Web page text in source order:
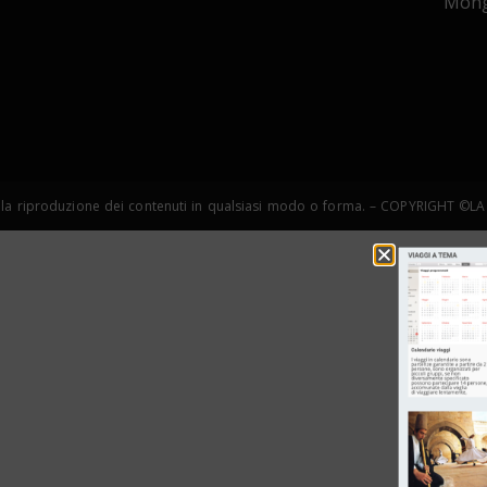
riproduzione dei contenuti in qualsiasi modo o forma. – COPYRIGHT ©LA